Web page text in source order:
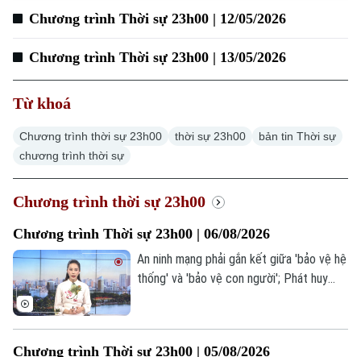
Chương trình Thời sự 23h00 | 12/05/2026
Chương trình Thời sự 23h00 | 13/05/2026
Từ khoá
Chương trình thời sự 23h00 thời sự 23h00
bản tin Thời sự
chương trình thời sự
Chương trình thời sự 23h00
Chương trình Thời sự 23h00 | 06/08/2026
An ninh mạng phải gắn kết giữa 'bảo vệ hệ
thống' và 'bảo vệ con người'; Phát huy
Chương trình Thời sự 23h00 | 05/08/2026